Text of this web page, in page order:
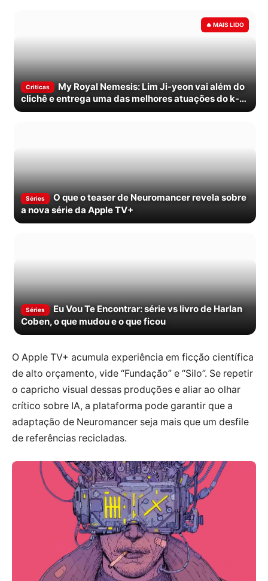
Criticas
My Royal Nemesis: Lim Ji-yeon vai além do
clichê e entrega uma das melhores atuações do k-
drama em 2026
Séries
O que o teaser de Neuromancer revela sobre
a nova série da Apple TV+
Séries
Eu Vou Te Encontrar: série vs livro de Harlan
Coben, o que mudou e o que ficou
O Apple TV+ acumula experiência em ficção científica
de alto orçamento, vide “Fundação” e “Silo”. Se repetir
o capricho visual dessas produções e aliar ao olhar
crítico sobre IA, a plataforma pode garantir que a
adaptação de Neuromancer seja mais que um desfile
de referências recicladas.